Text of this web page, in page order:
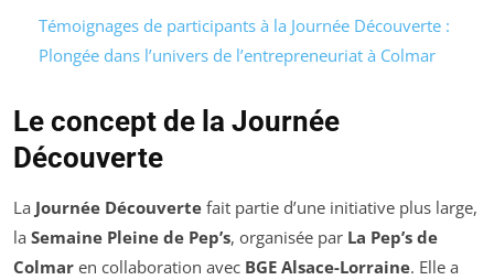
Témoignages de participants à la Journée Découverte :
Plongée dans l’univers de l’entrepreneuriat à Colmar
Le concept de la Journée
Découverte
La Journée Découverte fait partie d’une initiative plus large,
la Semaine Pleine de Pep’s, organisée par La Pep’s de
Colmar en collaboration avec BGE Alsace-Lorraine. Elle a